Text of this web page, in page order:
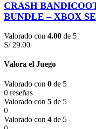
CRASH
BUNDLE – XBOX
Valorado con 4.00 de 5
S/29.00
Valora el Juego
Valorado con 0 de 5
0 reseñas
Valorado con 5 de 5
0
Valorado con 4 de 5